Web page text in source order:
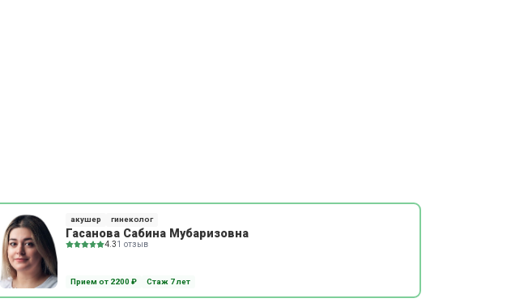
акушер гинеколог
Гасанова Сабина Мубаризовна
4.31 отзыв
Прием от 2200 ₽ Стаж 7 лет